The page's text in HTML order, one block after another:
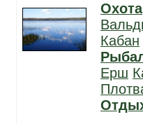
Охота
Кабан
Ерш